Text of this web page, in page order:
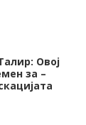
Овој
за –